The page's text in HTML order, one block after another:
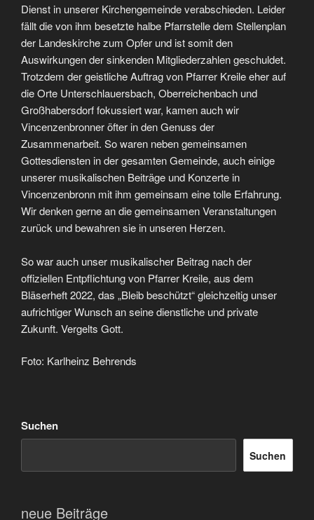
Dienst in unserer Kirchengemeinde verabschieden. Leider
fällt die von ihm besetzte halbe Pfarrstelle dem Stellenplan
der Landeskirche zum Opfer und ist somit den
Auswirkungen der sinkenden Mitgliederzahlen geschuldet.
Trotzdem der geistliche Auftrag von Pfarrer Kreile eher auf
die Orte Unterschlauersbach, Oberreichenbach und
Großhabersdorf fokussiert war, kamen auch wir
Vincenzenbronner öfter in den Genuss der
Zusammenarbeit. So waren neben gemeinsamen
Gottesdiensten in der gesamten Gemeinde, auch einige
unserer musikalischen Beiträge und Konzerte in
Vincenzenbronn mit ihm gemeinsam eine tolle Erfahrung.
Wir denken gerne an die gemeinsamen Veranstaltungen
zurück und bewahren sie in unseren Herzen.
So war auch unser musikalischer Beitrag nach der
offiziellen Entpflichtung von Pfarrer Kreile, aus dem
Bläserheft 2022, das „Bleib beschützt“ gleichzeitig unser
aufrichtiger Wunsch an seine dienstliche und private
Zukunft. Vergelts Gott.
Foto: Karlheinz Behrends
Suchen
Suchen
neue Beiträge